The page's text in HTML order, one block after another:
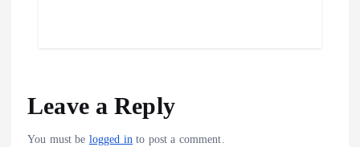
Leave a Reply
You must be logged in to post a comment.